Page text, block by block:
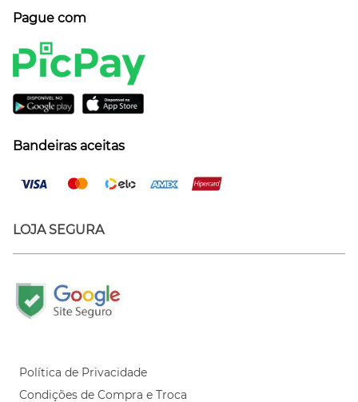
Pague com
Bandeiras aceitas
LOJA SEGURA
Política de Privacidade
Condições de Compra e Troca